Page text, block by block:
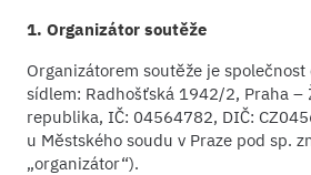
1. Organizátor soutěže
Organizátorem soutěže je společnost
sídlem: Radhošťská 1942/2, Praha –
republika, IČ: 04564782, DIČ:
u Městského soudu v Praze pod sp.
„organizátor“).